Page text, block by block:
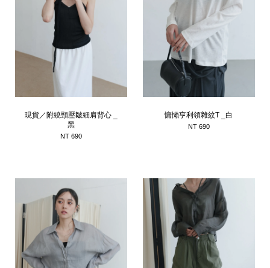
現貨／附繞頸壓皺細肩背心 _
黑
NT 690
慵懶亨利領雜紋T _白
NT 690